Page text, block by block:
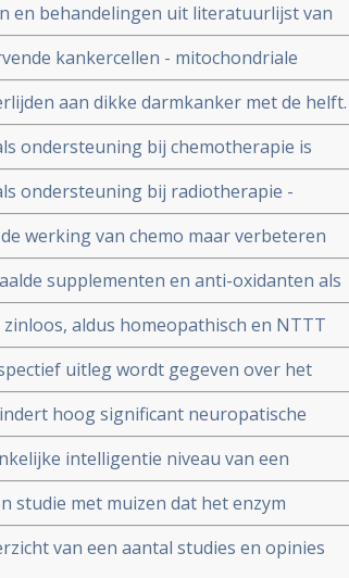
en behandelingen uit literatuurlijst van
ongeacht de vorm van kanker
kankercellen - mitochondriale
mitochondriale priming en
aan dikke darmkanker met de helft.
succes copy 1
ondersteuning bij chemotherapie is
een aantal belangrijke tips
ondersteuning bij radiotherapie -
aantal nuttige tips
werking van chemo maar verbeteren
aldus artikel van Amerikaanse arts en
supplementen en anti-oxidanten als
aldus homeopathisch en NTTT
uitleg wordt gegeven over het
positieve effect van o.a. vitamines C en
hoog significant neuropatische
12 mei 2010
intelligentie niveau van een
studie met muizen dat het enzym
de chemokuur doxorubicine hartschade
van een aantal studies en opinies